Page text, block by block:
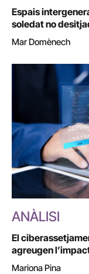
Espais
soledat no
Mar Domènech
ANÀLISI
El
agreugen
Mariona Pina